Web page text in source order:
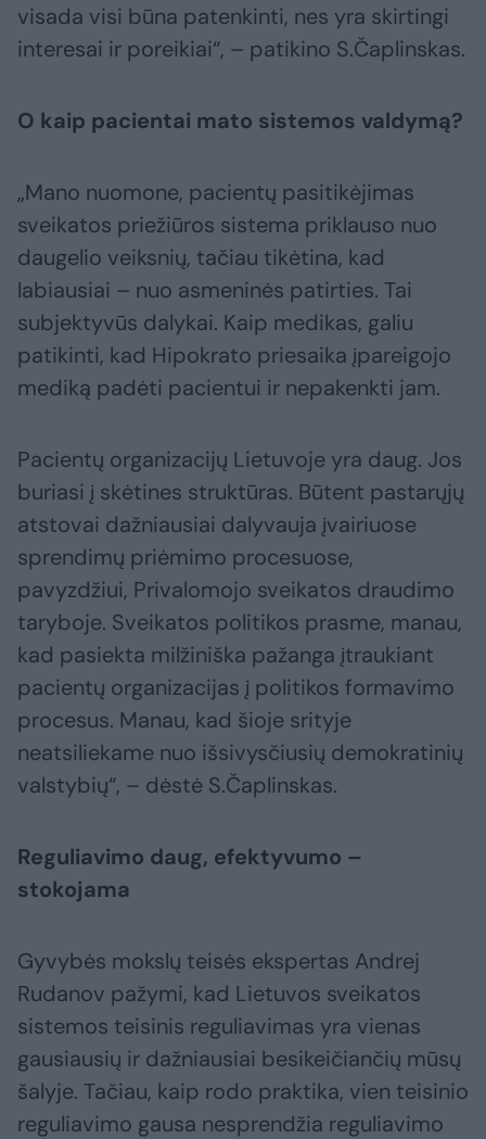
visada visi būna patenkinti, nes yra skirtingi
interesai ir poreikiai“, – patikino S.Čaplinskas.
O kaip pacientai mato sistemos valdymą?
„Mano nuomone, pacientų pasitikėjimas
sveikatos priežiūros sistema priklauso nuo
daugelio veiksnių, tačiau tikėtina, kad
labiausiai – nuo asmeninės patirties. Tai
subjektyvūs dalykai. Kaip medikas, galiu
patikinti, kad Hipokrato priesaika įpareigojo
mediką padėti pacientui ir nepakenkti jam.
Pacientų organizacijų Lietuvoje yra daug. Jos
buriasi į skėtines struktūras. Būtent pastarųjų
atstovai dažniausiai dalyvauja įvairiuose
sprendimų priėmimo procesuose,
pavyzdžiui, Privalomojo sveikatos draudimo
taryboje. Sveikatos politikos prasme, manau,
kad pasiekta milžiniška pažanga įtraukiant
pacientų organizacijas į politikos formavimo
procesus. Manau, kad šioje srityje
neatsiliekame nuo išsivysčiusių demokratinių
valstybių“, – dėstė S.Čaplinskas.
Reguliavimo daug, efektyvumo –
stokojama
Gyvybės mokslų teisės ekspertas Andrej
Rudanov pažymi, kad Lietuvos sveikatos
sistemos teisinis reguliavimas yra vienas
gausiausių ir dažniausiai besikeičiančių mūsų
šalyje. Tačiau, kaip rodo praktika, vien teisinio
reguliavimo gausa nesprendžia reguliavimo